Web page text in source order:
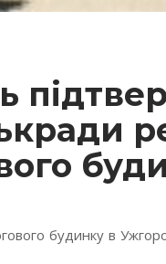
будинку в